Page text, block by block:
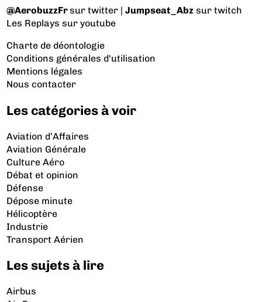
@AerobuzzFrsur twitter |Jumpseat_Abz sur twitch
Les Replays sur youtube
Charte de déontologie
Conditions générales d'utilisation
Mentions légales
Nous contacter
Les catégories à voir
Aviation d’Affaires
Aviation Générale
Culture Aéro
Débat et opinion
Défense
Dépose minute
Hélicoptère
Industrie
Transport Aérien
Les sujets à lire
Airbus